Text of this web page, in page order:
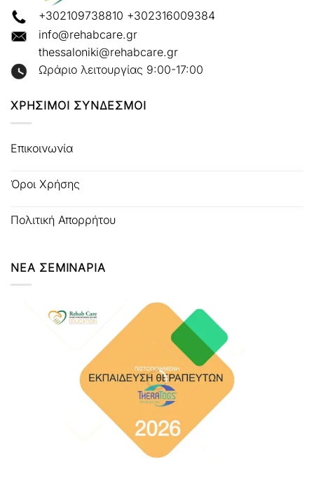
+302109738810 +302316009384
info@rehabcare.gr
thessaloniki@rehabcare.gr
Ωράριο λειτουργίας 9:00-17:00
ΧΡΗΣΙΜΟΙ ΣΥΝΔΕΣΜΟΙ
Επικοινωνία
Όροι Χρήσης
Πολιτική Απορρήτου
ΝΕΑ ΣΕΜΙΝΑΡΙΑ